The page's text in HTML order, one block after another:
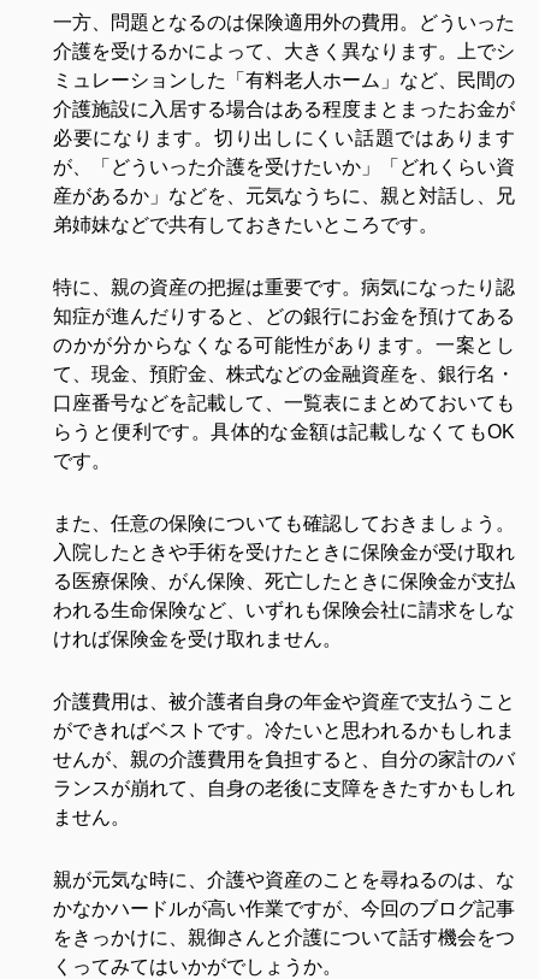
一方、問題となるのは保険適用外の費用。どういった
介護を受けるかによって、大きく異なります。上でシ
ミュレーションした「有料老人ホーム」など、民間の
介護施設に入居する場合はある程度まとまったお金が
必要になります。切り出しにくい話題ではあります
が、「どういった介護を受けたいか」「どれくらい資
産があるか」などを、元気なうちに、親と対話し、兄
弟姉妹などで共有しておきたいところです。
特に、親の資産の把握は重要です。病気になったり認
知症が進んだりすると、どの銀行にお金を預けてある
のかが分からなくなる可能性があります。一案とし
て、現金、預貯金、株式などの金融資産を、銀行名・
口座番号などを記載して、一覧表にまとめておいても
らうと便利です。具体的な金額は記載しなくてもOK
です。
また、任意の保険についても確認しておきましょう。
入院したときや手術を受けたときに保険金が受け取れ
る医療保険、がん保険、死亡したときに保険金が支払
われる生命保険など、いずれも保険会社に請求をしな
ければ保険金を受け取れません。
介護費用は、被介護者自身の年金や資産で支払うこと
ができればベストです。冷たいと思われるかもしれま
せんが、親の介護費用を負担すると、自分の家計のバ
ランスが崩れて、自身の老後に支障をきたすかもしれ
ません。
親が元気な時に、介護や資産のことを尋ねるのは、な
かなかハードルが高い作業ですが、今回のブログ記事
をきっかけに、親御さんと介護について話す機会をつ
くってみてはいかがでしょうか。